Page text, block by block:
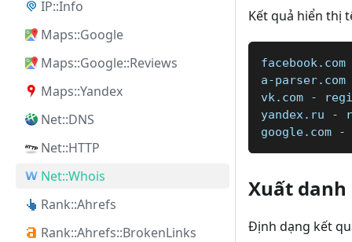
IP::Info
Maps::Google
Maps::Google::Reviews
Maps::Yandex
Net::DNS
Net::HTTP
Net::Whois
Rank::Ahrefs
Rank::Ahrefs::BrokenLinks
Kết quả hiển thị
a-
vk.com -
yandex.ru -
google.com
Xuất danh
Định dạng kết